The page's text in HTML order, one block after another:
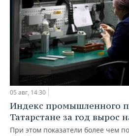
05 авг, 14:30
Индекс промышленного
Татарстане за год вырос
При этом показатели более чем